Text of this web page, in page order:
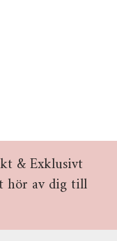
& Exklusivt
hör av dig till